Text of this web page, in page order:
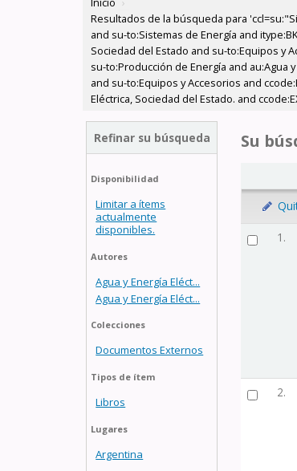
Resultados de la búsqueda para
and su-to:Sistemas de Energía and
Sociedad del Estado and su-to:Equipos y
su-to:Producción de Energía and au:Agua
and su-to:Equipos y Accesorios and
Eléctrica, Sociedad del Estado. and
Refinar su búsqueda
Disponibilidad
Limitar a ítems
actualmente
disponibles.
Autores
Agua y Energía Eléct...
Agua y Energía Eléct...
Colecciones
Documentos Externos
Tipos de ítem
Libros
Lugares
Argentina
Su
1.
2.